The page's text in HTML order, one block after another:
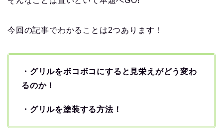
今回の記事でわかることは2つあります！
・グリルをボコボコにすると見栄えがどう変わ
るのか！
・グリルを塗装する方法！